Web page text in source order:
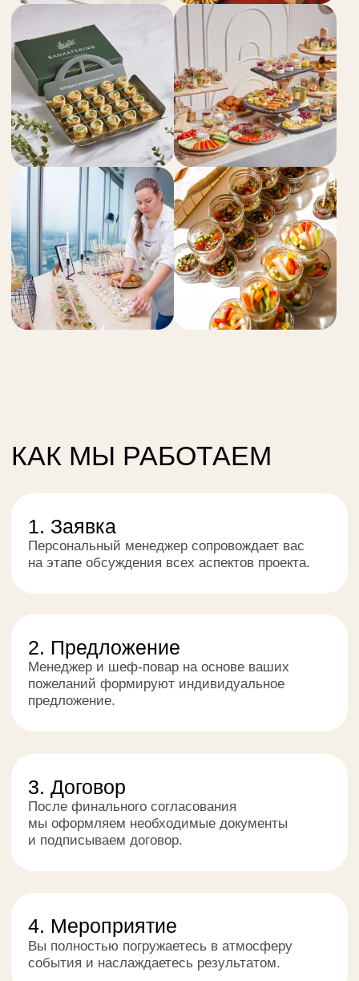
ПОЛУЧИТЕ
КАЧЕСТВЕННЫЙ
КЕЙТЕРИНГ С НАМИ
Персональный
менеджер-
координатор
Проверка продуктов
и блюд перед
отправкой
сервировка
Форма для
заказа
Даю согласие на обработку персональных данных
и соглашаюсь с политикой конфиденциальности
BANKATERING